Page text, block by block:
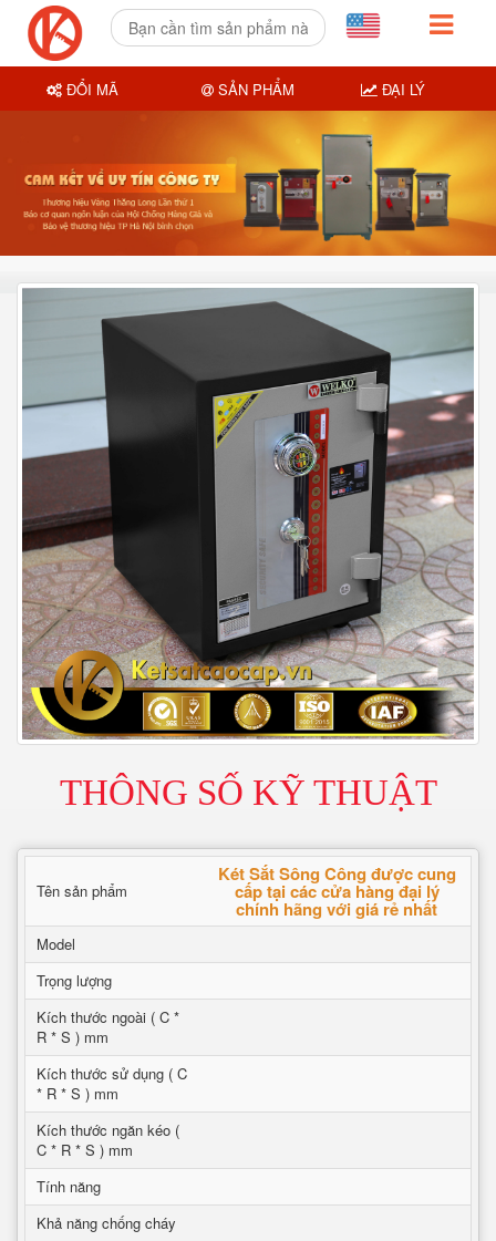
THÔNG SỐ KỸ THUẬT
Tên sản phẩm
Két Sắt Sông Công được cung
cấp tại các cửa hàng đại lý
chính hãng với giá rẻ nhất
Model
Trọng lượng
Kích thước ngoài ( C *
R * S ) mm
Kích thước sử dụng ( C
* R * S ) mm
Kích thước ngăn kéo (
C * R * S ) mm
Tính năng
Khả năng chống cháy
ĐỔI MÃ SẢN PHẨM ĐẠI LÝ